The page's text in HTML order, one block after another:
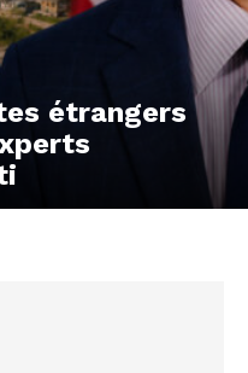
étrangers